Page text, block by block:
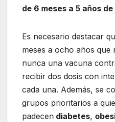
de 6 meses a 5 años
Es necesario destacar
meses a ocho años que
nunca una vacuna
recibir dos dosis con
cada una. Además, se
grupos prioritarios a
padecen diabetes,